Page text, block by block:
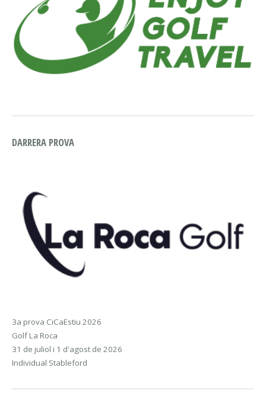
DARRERA PROVA
3a prova CiCaEstiu 2026
Golf La Roca
31 de juliol i 1 d'agost de 2026
Individual Stableford